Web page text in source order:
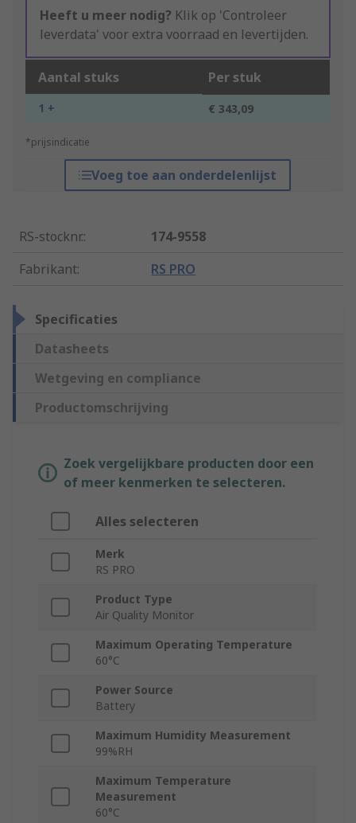
Heeft u meer nodig? Klik op 'Controleer
leverdata' voor extra voorraad en levertijden.
Aantal stuks Per stuk
1 + € 343,09
*prijsindicatie
Voeg toe aan onderdelenlijst
RS-stocknr.:
174-9558
Fabrikant: RS PRO
Specificaties
Datasheets
Wetgeving en compliance
Productomschrijving
Zoek vergelijkbare producten door een
of meer kenmerken te selecteren.
Alles selecteren
Merk
RS PRO
Product Type
Air Quality Monitor
Maximum Operating Temperature
60°C
Power Source
Battery
Maximum Humidity Measurement
99%RH
Maximum Temperature
Measurement
60°C